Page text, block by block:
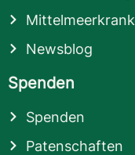
Newsblog
Spenden
Spenden
Patenschaften